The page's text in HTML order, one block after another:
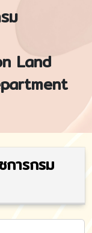
ม
Land
การกรม